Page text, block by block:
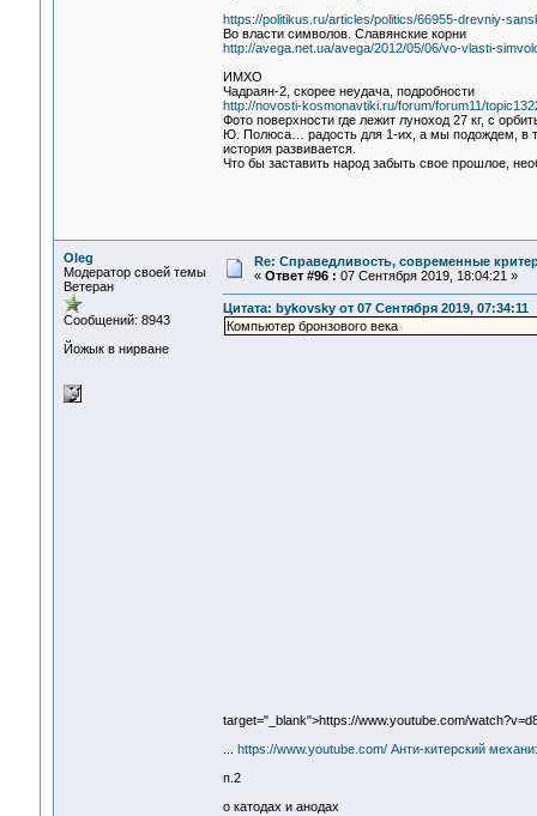
https://politikus.ru/articles/politics/66955-drevniy-
Во власти символов. Славянские корни
http://avega.net.ua/avega/2012/05/06/vo-vlasti-
ИМХО
Чадраян-2, скорее неудача, подробности
http://novosti-kosmonavtiki.ru/forum/forum11/
Фото поверхности где лежит луноход 27 кг, с
Ю. Полюса… радость для 1-их, а мы подождем, в
история развивается.
Что бы заставить народ забыть свое прошлое,
Oleg
Модератор своей темы
Ветеран
Сообщений: 8943
Йожык в нирване
Re: Справедливость, современные
« Ответ #96 : 07 Сентября 2019, 18:04:21 »
Цитата: bykovsky от 07 Сентября 2019, 07:34:11
Компьютер бронзового века
target="_blank">https://www.youtube.com/
https://www.youtube.com/ Анти-китерский
п.2
о катодах и анодах